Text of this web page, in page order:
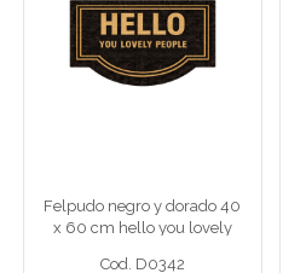
Felpudo negro y dorado
40 x 60 cm hello you
Cod. D0342
Felpudo negro y dorado 40
x 60 cm hello you lovely
Cod. D0342